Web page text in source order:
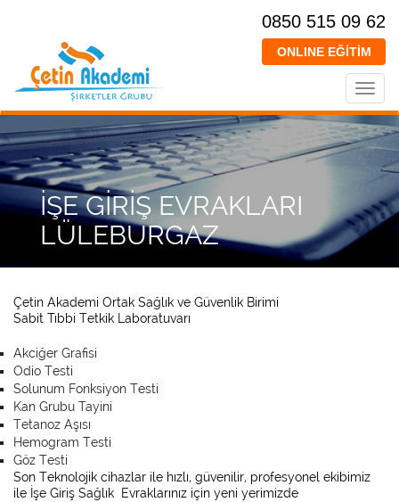
0850 515 09 62
ONLINE EĞİTİM
İŞE GİRİŞ EVRAKLARI
LÜLEBURGAZ
Çetin Akademi Ortak Sağlık ve Güvenlik Birimi
Sabit Tıbbi Tetkik Laboratuvarı
Akciğer Grafisi
Odio Testi
Solunum Fonksiyon Testi
Kan Grubu Tayini
Tetanoz Aşısı
Hemogram Testi
Göz Testi
Son Teknolojik cihazlar ile hızlı, güvenilir, profesyonel ekibimiz
ile İşe Giriş Sağlık Evraklarınız için yeni yerimizde